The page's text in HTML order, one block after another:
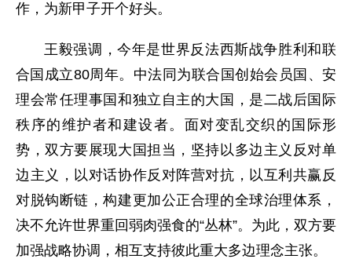
作，为新甲子开个好头。
王毅强调，今年是世界反法西斯战争胜利和联
合国成立80周年。中法同为联合国创始会员国、安
理会常任理事国和独立自主的大国，是二战后国际
秩序的维护者和建设者。面对变乱交织的国际形
势，双方要展现大国担当，坚持以多边主义反对单
边主义，以对话协作反对阵营对抗，以互利共赢反
对脱钩断链，构建更加公正合理的全球治理体系，
决不允许世界重回弱肉强食的“丛林”。为此，双方要
加强战略协调，相互支持彼此重大多边理念主张。